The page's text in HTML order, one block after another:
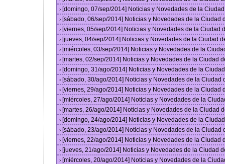
› [domingo, 07/sep/2014] Noticias y Novedades de la
› [sábado, 06/sep/2014] Noticias y Novedades de la Ciudad
› [viernes, 05/sep/2014] Noticias y Novedades de la Ciudad
› [jueves, 04/sep/2014] Noticias y Novedades de la Ciudad
› [miércoles, 03/sep/2014] Noticias y Novedades de la
› [martes, 02/sep/2014] Noticias y Novedades de la Ciudad
› [domingo, 31/ago/2014] Noticias y Novedades de la
› [sábado, 30/ago/2014] Noticias y Novedades de la Ciudad
› [viernes, 29/ago/2014] Noticias y Novedades de la Ciudad
› [miércoles, 27/ago/2014] Noticias y Novedades de la
› [martes, 26/ago/2014] Noticias y Novedades de la Ciudad
› [domingo, 24/ago/2014] Noticias y Novedades de la
› [sábado, 23/ago/2014] Noticias y Novedades de la Ciudad
› [viernes, 22/ago/2014] Noticias y Novedades de la Ciudad
› [jueves, 21/ago/2014] Noticias y Novedades de la Ciudad
› [miércoles, 20/ago/2014] Noticias y Novedades de la